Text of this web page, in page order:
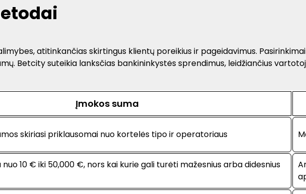
atitinkančias skirtingus klientų poreikius ir pageidavimus.
Betcity suteikia lanksčias bankininkystės sprendimus, leidžiančius
Įmokos suma
skiriasi priklausomai nuo kortelės tipo ir operatoriaus
10 € iki 50,000 €, nors kai kurie gali turėti mažesnius arba didesnius